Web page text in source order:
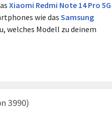
Xiaomi Redmi Note 14 Pro 5G
wie das Samsung
welches Modell zu deinem
3990)